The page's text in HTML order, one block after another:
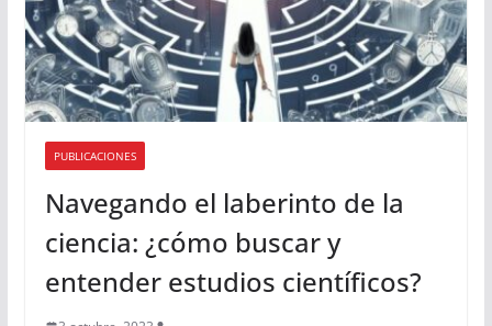
PUBLICACIONES
Navegando el laberinto de la
ciencia: ¿cómo buscar y
entender estudios científicos?